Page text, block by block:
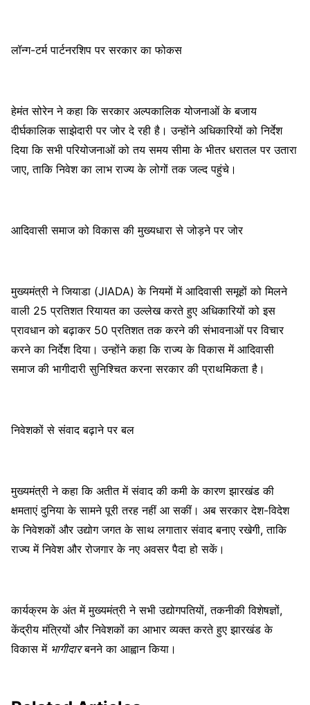
लॉन्ग-टर्म पार्टनरशिप पर सरकार का फोकस
हेमंत सोरेन ने कहा कि सरकार अल्पकालिक योजनाओं के बजाय
दीर्घकालिक साझेदारी पर जोर दे रही है। उन्होंने अधिकारियों को निर्देश
दिया कि सभी परियोजनाओं को तय समय सीमा के भीतर धरातल पर उतारा
जाए, ताकि निवेश का लाभ राज्य के लोगों तक जल्द पहुंचे।
आदिवासी समाज को विकास की मुख्यधारा से जोड़ने पर जोर
मुख्यमंत्री ने जियाडा (JIADA) के नियमों में आदिवासी समूहों को मिलने
वाली 25 प्रतिशत रियायत का उल्लेख करते हुए अधिकारियों को इस
प्रावधान को बढ़ाकर 50 प्रतिशत तक करने की संभावनाओं पर विचार
करने का निर्देश दिया। उन्होंने कहा कि राज्य के विकास में आदिवासी
समाज की भागीदारी सुनिश्चित करना सरकार की प्राथमिकता है।
निवेशकों से संवाद बढ़ाने पर बल
मुख्यमंत्री ने कहा कि अतीत में संवाद की कमी के कारण झारखंड की
क्षमताएं दुनिया के सामने पूरी तरह नहीं आ सकीं। अब सरकार देश-विदेश
के निवेशकों और उद्योग जगत के साथ लगातार संवाद बनाए रखेगी, ताकि
राज्य में निवेश और रोजगार के नए अवसर पैदा हो सकें।
कार्यक्रम के अंत में मुख्यमंत्री ने सभी उद्योगपतियों, तकनीकी विशेषज्ञों,
केंद्रीय मंत्रियों और निवेशकों का आभार व्यक्त करते हुए झारखंड के
विकास में भागीदारबनने का आह्वान किया।